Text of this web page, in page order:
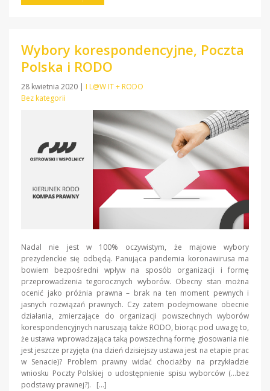
Wybory korespondencyjne, Poczta
Polska i RODO
28 kwietnia 2020 | I L@W IT + RODO
Bez kategorii
Nadal nie jest w 100% oczywistym, że majowe wybory
prezydenckie się odbędą. Panująca pandemia koronawirusa ma
bowiem bezpośredni wpływ na sposób organizacji i formę
przeprowadzenia tegorocznych wyborów. Obecny stan można
ocenić jako próżnia prawna – brak na ten moment pewnych i
jasnych rozwiązań prawnych. Czy zatem podejmowane obecnie
działania, zmierzające do organizacji powszechnych wyborów
korespondencyjnych naruszają także RODO, biorąc pod uwagę to,
że ustawa wprowadzająca taką powszechną formę głosowania nie
jest jeszcze przyjęta (na dzień dzisiejszy ustawa jest na etapie prac
w Senacie)? Problem prawny widać chociażby na przykładzie
wniosku Poczty Polskiej o udostępnienie spisu wyborców (…bez
podstawy prawnej?). […]